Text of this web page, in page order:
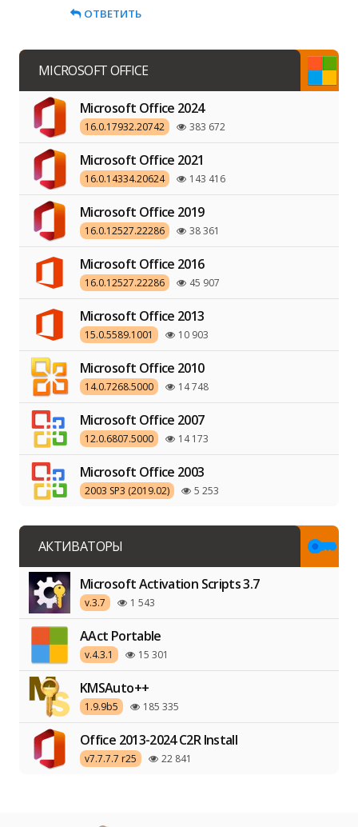
ОТВЕТИТЬ
MICROSOFT OFFICE
Microsoft Office 2024
16.0.17932.20742 383 672
Microsoft Office 2021
16.0.14334.20624 143 416
Microsoft Office 2019
16.0.12527.22286 38 361
Microsoft Office 2016
16.0.12527.22286 45 907
Microsoft Office 2013
15.0.5589.1001 10 903
Microsoft Office 2010
14.0.7268.5000 14 748
Microsoft Office 2007
12.0.6807.5000 14 173
Microsoft Office 2003
2003 SP3 (2019.02) 5 253
АКТИВАТОРЫ
Microsoft Activation Scripts 3.7
v.3.7 1 543
AAct Portable
v.4.3.1 15 301
KMSAuto++
1.9.9b5 185 335
Office 2013-2024 C2R Install
v7.7.7.7 r25 22 841